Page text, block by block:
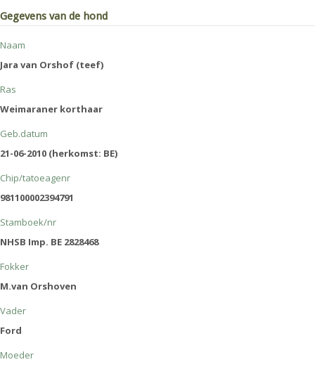
Gegevens van de hond
Naam
Jara van Orshof (teef)
Ras
Weimaraner korthaar
Geb.datum
21-06-2010 (herkomst: BE)
Chip/tatoeagenr
981100002394791
Stamboek/nr
NHSB Imp. BE 2828468
Fokker
M.van Orshoven
Vader
Ford
Moeder